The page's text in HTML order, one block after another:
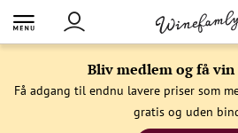
Bliv medlem og få
Få adgang til endnu lavere priser som
gratis og uden